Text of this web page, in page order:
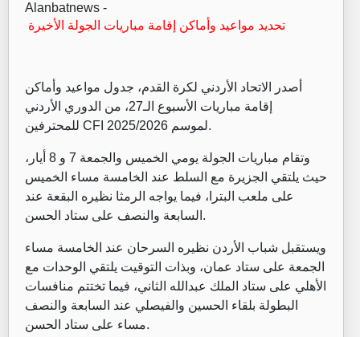
Alanbatnews -
تحديد مواعيد وأماكن إقامة مباريات الجولة الأخيرة
أصدر الاتحاد الأردني لكرة القدم، جدول مواعيد وأماكن
إقامة مباريات الأسبوع الـ27، من الدوري الأردني
للمحترفين CFI لموسم 2025/2026.
وتقام مباريات الجولة يومي الخميس والجمعة 7 و 8 أيار،
حيث يلتقي الجزيرة مع السلط عند الخامسة مساء الخميس
على ملعب البترا، فيما يواجه الرمثا نظيره البقعة عند
السابعة والنصف على ستاد الحسن.
ويستقبل شباب الأردن نظيره السرحان عند الخامسة مساء
الجمعة على ستاد عمان، وبذات التوقيت يلتقي الوحدات مع
الأهلي على ستاد الملك عبدالله الثاني، فيما تختتم منافسات
البطولة بلقاء الحسين والفيصلي عند السابعة والنصف
مساء على ستاد الحسن.